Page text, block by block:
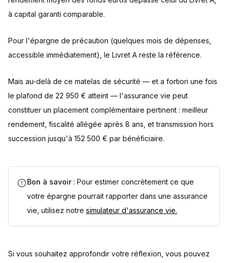
à capital garanti comparable.
Pour l'épargne de précaution (quelques mois de dépenses,
accessible immédiatement), le Livret A reste la référence.
Mais au-delà de ce matelas de sécurité — et a fortiori une fois
le plafond de 22 950 € atteint — l'assurance vie peut
constituer un placement complémentaire pertinent : meilleur
rendement, fiscalité allégée après 8 ans, et transmission hors
succession jusqu'à 152 500 € par bénéficiaire.
Bon à savoir: Pour estimer concrètement ce que
votre épargne pourrait rapporter dans une assurance
vie, utilisez notre simulateur d'assurance vie.
Si vous souhaitez approfondir votre réflexion, vous pouvez